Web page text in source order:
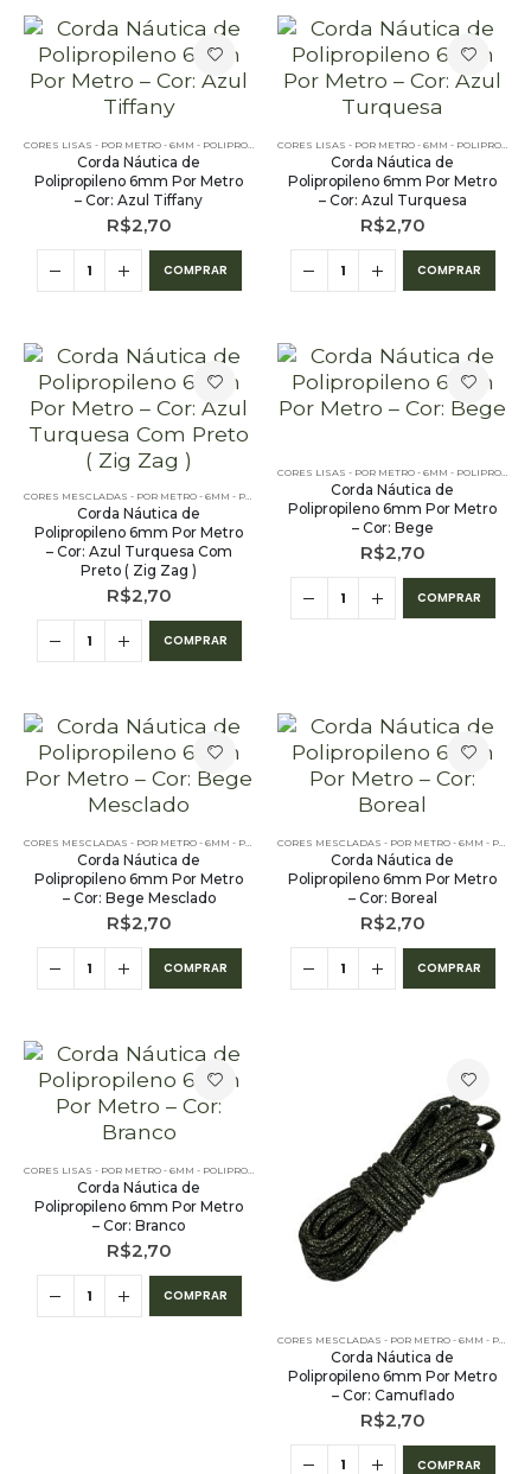
CORES LISAS - POR METRO - 6MM - POLIPROPILENO
Corda Náutica de
Polipropileno 6mm Por Metro
– Cor: Azul Tiffany
R$2,70
COMPRAR
CORES LISAS - POR METRO - 6MM - POLIPROPILENO
Corda Náutica de
Polipropileno 6mm Por Metro
– Cor: Azul Turquesa
R$2,70
COMPRAR
CORES MESCLADAS - POR METRO - 6MM - POLIPROPILENO
Corda Náutica de
Polipropileno 6mm Por Metro
– Cor: Azul Turquesa Com
Preto ( Zig Zag )
R$2,70
COMPRAR
CORES LISAS - POR METRO - 6MM - POLIPROPILENO
Corda Náutica de
Polipropileno 6mm Por Metro
– Cor: Bege
R$2,70
COMPRAR
CORES MESCLADAS - POR METRO - 6MM - POLIPROPILENO
Corda Náutica de
Polipropileno 6mm Por Metro
– Cor: Bege Mesclado
R$2,70
COMPRAR
CORES MESCLADAS - POR METRO - 6MM - POLIPROPILENO
Corda Náutica de
Polipropileno 6mm Por Metro
– Cor: Boreal
R$2,70
COMPRAR
CORES LISAS - POR METRO - 6MM - POLIPROPILENO
Corda Náutica de
Polipropileno 6mm Por Metro
– Cor: Branco
R$2,70
COMPRAR
Corda Náutica de
Polipropileno 6mm Por Metro
– Cor: Camuflado
R$2,70
COMPRAR